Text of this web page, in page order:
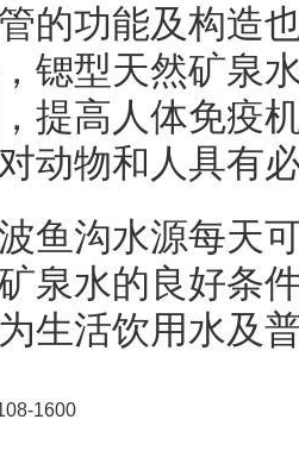
的功能及构造
锶型天然矿泉
提高人体免疫
动物和人具有
鱼沟水源每天
泉水的良好条
生活饮用水及
1600